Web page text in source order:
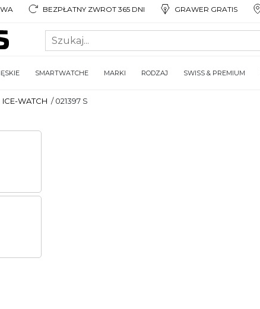
BEZPŁATNY ZWROT 365 DNI GRAWER GRATIS
SMARTWATCHE MARKI RODZAJ SWISS & PREMIUM
ICE-WATCH /021397 S